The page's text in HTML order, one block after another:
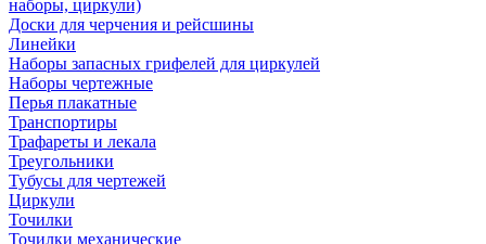
наборы, циркули)
Доски для черчения и рейсшины
Линейки
Наборы запасных грифелей для циркулей
Наборы чертежные
Перья плакатные
Транспортиры
Трафареты и лекала
Треугольники
Тубусы для чертежей
Циркули
Точилки
Точилки механические